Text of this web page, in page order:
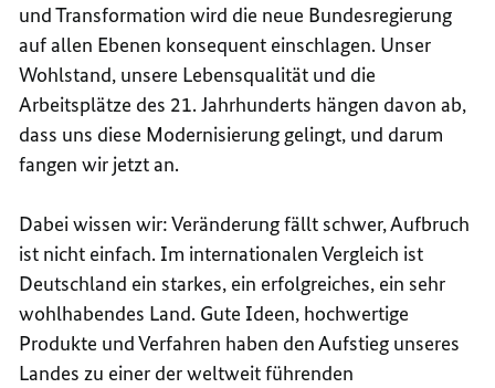
und Transformation wird die neue Bundesregierung
auf allen Ebenen konsequent einschlagen. Unser
Wohlstand, unsere Lebensqualität und die
Arbeitsplätze des 21. Jahrhunderts hängen davon ab,
dass uns diese Modernisierung gelingt, und darum
fangen wir jetzt an.
Dabei wissen wir: Veränderung fällt schwer, Aufbruch
ist nicht einfach. Im internationalen Vergleich ist
Deutschland ein starkes, ein erfolgreiches, ein sehr
wohlhabendes Land. Gute Ideen, hochwertige
Produkte und Verfahren haben den Aufstieg unseres
Landes zu einer der weltweit führenden